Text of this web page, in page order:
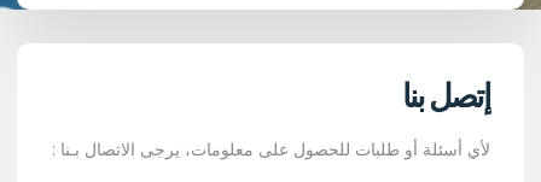
إتصل بنا
لأي أسئلة أو طلبات للحصول على معلومات، يرجى الاتصال بـنا :